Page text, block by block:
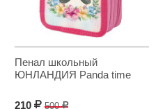
Пенал школьный
ЮНЛАНДИЯ Panda time
210 Р 500Р